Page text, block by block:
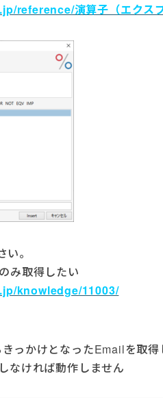
reference/演算子（エクス
。
み取得したい
knowledge/11003/
っかけとなったEmailを取
なければ動作しません